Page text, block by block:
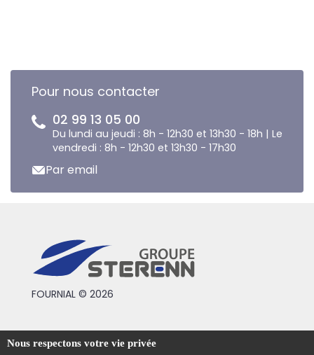
Pour nous contacter
02 99 13 05 00
Du lundi au jeudi : 8h - 12h30 et 13h30 - 18h | Le
vendredi : 8h - 12h30 et 13h30 - 17h30
Par email
FOURNIAL © 2026
Conditions générales de vente
Nous respectons votre vie privée